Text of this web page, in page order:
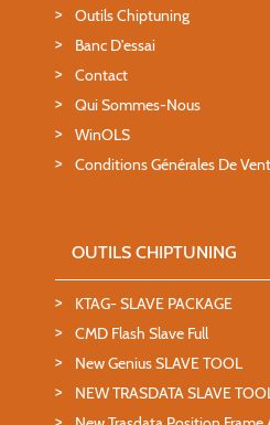
Outils Chiptuning
Banc D'essai
Contact
Qui Sommes-Nous
WinOLS
Conditions Générales De
OUTILS CHIPTUNING
KTAG- SLAVE PACKAGE
CMD Flash Slave Full
New Genius SLAVE TOOL
NEW TRASDATA SLAVE